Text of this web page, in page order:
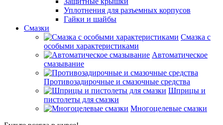
Уплотнения для разъемных корпусов
Гайки и шайбы
Смазки
Смазка с
особыми характеристиками
Автоматическое
смазывание
Противозадирочные и смазочные средства
Шприцы и
пистолеты для смазки
Многоцелевые смазки